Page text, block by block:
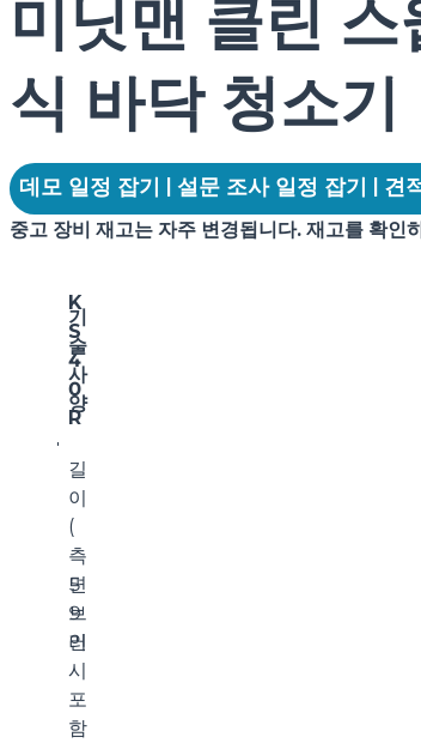
미닛맨 클린 스
식 바닥 청소기
데모 일정 잡기 | 설문 조사 일정 잡기 | 견
중고 장비 재고는 자주 변경됩니다. 재고를 확인
기
술
사
양
K
S
4
0
R
길
이
(
측
면
브
러
시
포
함
5
9
인